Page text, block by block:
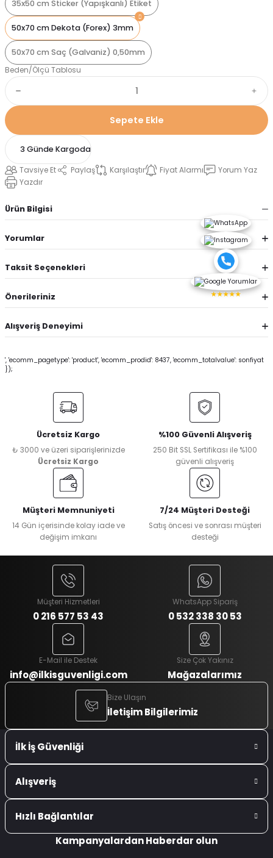
35x50 cm Sticker (Yapışkanlı) Etiket
50x70 cm Dekota (Forex) 3mm
50x70 cm Saç (Galvaniz) 0,50mm
Beden/Ölçü Tablosu
Sepete Ekle
3 Günde Kargoda
Tavsiye Et Paylaş Karşılaştır Fiyat Alarmı
Yorum Yaz
Yazdır
Ürün Bilgisi
Yorumlar
Taksit Seçenekleri
Önerileriniz
Alışveriş Deneyimi
', 'ecomm_pagetype': 'product', 'ecomm_prodid': 8437, 'ecomm_totalvalue': sonfiyat
});
Ücretsiz Kargo
₺ 3000 ve üzeri siparişlerinizde
Ücretsiz Kargo
%100 Güvenli Alışveriş
250 Bit SSL Sertifikası ile %100
güvenli alışveriş
Müşteri Memnuniyeti
14 Gün içerisinde kolay iade ve
değişim imkanı
7/24 Müşteri Desteği
Satış öncesi ve sonrası müşteri
desteği
Müşteri Hizmetleri
0 216 577 53 43
WhatsApp Sipariş
0 532 338 30 53
E-Mail ile Destek
info@ilkisguvenligi.com
Size Çok Yakınız
Mağazalarımız
Bize Ulaşın
İletişim Bilgilerimiz
İlk İş Güvenliği
Alışveriş
Hızlı Bağlantılar
★★★★★
Kampanyalardan Haberdar olun